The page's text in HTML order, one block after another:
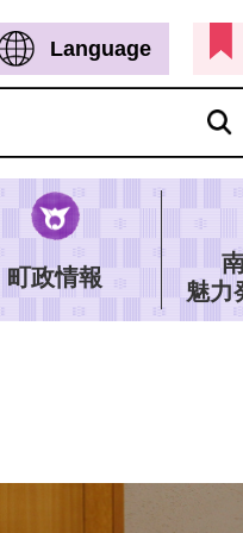
Language
町政情報
魅力